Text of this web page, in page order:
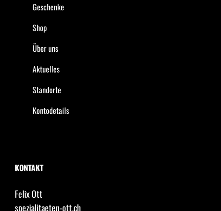
Geschenke
Shop
Über uns
Aktuelles
Standorte
Kontodetails
KONTAKT
Felix Ott
spezialitaeten-ott.ch